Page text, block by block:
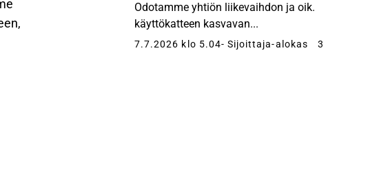
Odotamme yhtiön liikevaihdon ja oik.
käyttökatteen kasvavan...
7.7.2026 klo 5.04- Sijoittaja-alokas 3